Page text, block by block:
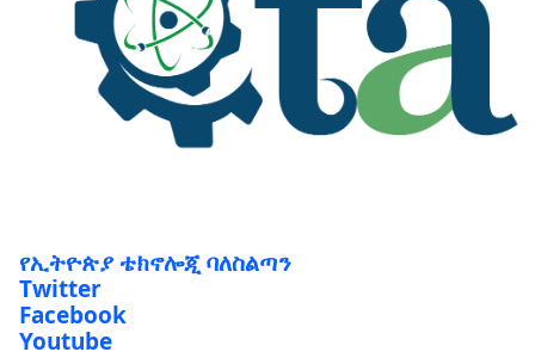
የኢትዮጵያ ቴክኖሎጂ ባለስልጣን
Twitter
Facebook
Youtube